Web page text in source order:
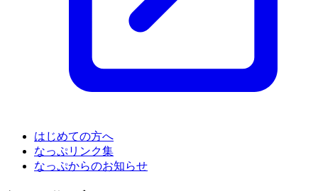
はじめての方へ
なっぷリンク集
なっぷからのお知らせ